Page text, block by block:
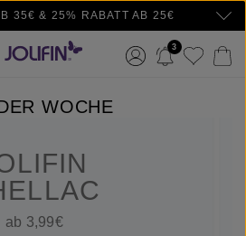
35€ & 25% RABATT AB 25€
3
WOCHE
ab 3,99€